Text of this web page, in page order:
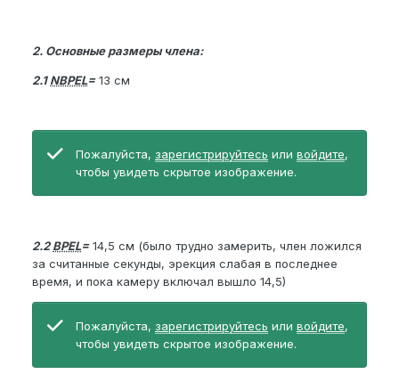
2. Основные размеры члена:
2.1NBPEL=13 см
Пожалуйста, зарегистрируйтесь или войдите,
чтобы увидеть скрытое изображение.
2.2BPEL=14,5 см (было трудно замерить, член ложился
за считанные секунды, эрекция слабая в последнее
время, и пока камеру включал вышло 14,5)
Пожалуйста, зарегистрируйтесь или войдите,
чтобы увидеть скрытое изображение.